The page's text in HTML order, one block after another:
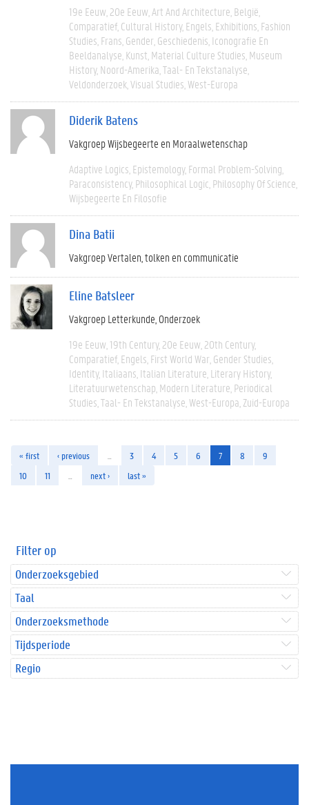
19e Eeuw 20e Eeuw Art And Architecture België
Comparatief Cultural History Engels Exhibitions Fashion
Studies Frans Gender Geschiedenis Iconografie En
Beeldanalyse Kunst Material Culture Studies Museum
History Noord-Amerika Taal- En Tekstanalyse
Veldonderzoek Visual Studies West-Europa
Diderik Batens
Vakgroep Wijsbegeerte en Moraalwetenschap
Adaptive Logics Epistemology Formal Problem-Solving
Paraconsistency Philosophical Logic Philosophy Of Science
Wijsbegeerte En Filosofie
Dina Batii
Vakgroep Vertalen, tolken en communicatie
Eline Batsleer
Vakgroep Letterkunde Onderzoek
19e Eeuw 19th Century 20e Eeuw 20th Century
Comparatief Engels First World War Gender Studies
Identity Italiaans Italian Literature Literary History
Literatuurwetenschap Modern Literature Periodical
Studies Taal- En Tekstanalyse West-Europa Zuid-Europa
« first ‹ previous 3 4 5 6 7 8
9
10
11 next › last »
Filter op
Onderzoeksgebied
Taal
Onderzoeksmethode
Tijdsperiode
Regio